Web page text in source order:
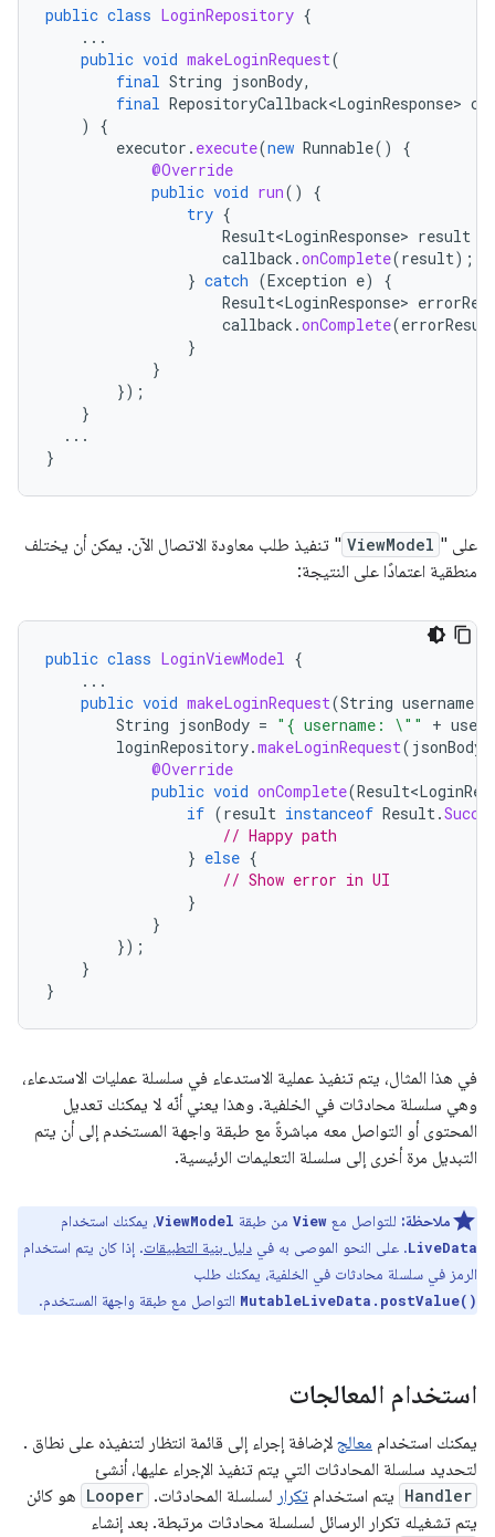
public class LoginRepository {
...
public void makeLoginRequest(
final String jsonBody,
final RepositoryCallback<LoginResponse>
)
{
executor . execute(new Runnable()
{
@Override
public void run()
{
try {
Result<LoginResponse> result
callback .onComplete(result);
} catch (Exception e)
{
Result<LoginResponse>
callback .onComplete(
}
}
});
}
...
}
على " ViewModel " تنفيذ طلب معاودة الاتصال الآن. يمكن أن يختلف
منطقية اعتمادًا على النتيجة:
public class LoginViewModel {
...
public void makeLoginRequest(String username
String jsonBody = "{ username: \"" +
loginRepository.makeLoginRequest( jsonBody
@Override
public void onComplete(
if (result instanceof Result.
// Happy path
} else {
// Show error in UI
}
}
});
}
}
في هذا المثال، يتم تنفيذ عملية الاستدعاء في سلسلة عمليات الاستدعاء،
وهي سلسلة محادثات في الخلفية. وهذا يعني أنّه لا يمكنك تعديل
المحتوى أو التواصل معه مباشرةً مع طبقة واجهة المستخدم إلى أن يتم
التبديل مرة أخرى إلى سلسلة التعليمات الرئيسية.
ملاحظة: للتواصل مع View من طبقة ViewModel، يمكنك استخدام
LiveData. على النحو الموصى به في دليل بنية التطبيقات. إذا كان يتم استخدام
الرمز في سلسلة محادثات في الخلفية، يمكنك طلب
MutableLiveData.postValue() التواصل مع طبقة واجهة المستخدم.
استخدام المعالجات
يمكنك استخدام معالج لإضافة إجراء إلى قائمة انتظار لتنفيذه على نطاق .
لتحديد سلسلة المحادثات التي يتم تنفيذ الإجراء عليها، أنشئ
Handler يتم استخدام تكرار لسلسلة المحادثات. Looper هو كائن
يتم تشغيله تكرار الرسائل لسلسلة محادثات مرتبطة. بعد إنشاء